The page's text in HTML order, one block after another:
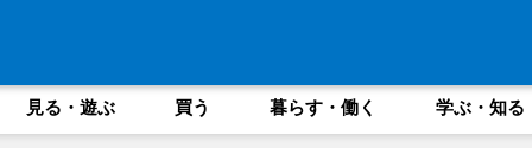
見る・遊ぶ 買う 暮らす・働く 学ぶ・知る